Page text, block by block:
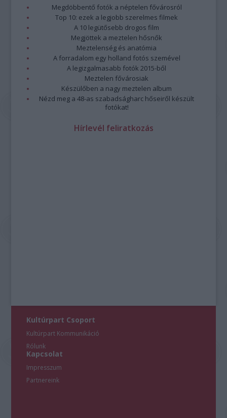
Megdöbbentő fotók a néptelen fővárosról
Top 10: ezek a legjobb szerelmes filmek
A 10 legütősebb drogos film
Megjöttek a meztelen hősnők
Meztelenség és anatómia
A forradalom egy holland fotós szemével
A legizgalmasabb fotók 2015-ből
Meztelen fővárosiak
Készülőben a nagy meztelen album
Nézd meg a 48-as szabadságharc hőseiről készült
fotókat!
Hírlevél feliratkozás
Kultúrpart Csoport
Kultúrpart Kommunikáció
Rólunk
Kapcsolat
Impresszum
Partnereink